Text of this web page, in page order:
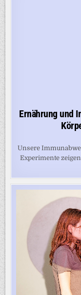
Ernährung und
Unsere
Experimente